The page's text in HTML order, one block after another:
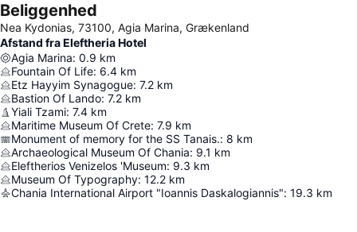
Beliggenhed
Nea Kydonias, 73100, Agia Marina, Grækenland
Afstand fra Eleftheria Hotel
Agia Marina: 0.9 km
Fountain Of Life: 6.4 km
Etz Hayyim Synagogue: 7.2 km
Bastion Of Lando: 7.2 km
Yiali Tzami: 7.4 km
Maritime Museum Of Crete: 7.9 km
Monument of memory for the SS Tanais.: 8 km
Archaeological Museum Of Chania: 9.1 km
Eleftherios Venizelos 'Museum: 9.3 km
Museum Of Typography: 12.2 km
Chania International Airport "Ioannis Daskalogiannis": 19.3 km